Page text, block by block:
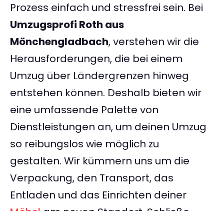
Prozess einfach und stressfrei sein. Bei
Umzugsprofi Roth aus
Mönchengladbach, verstehen wir die
Herausforderungen, die bei einem
Umzug über Ländergrenzen hinweg
entstehen können. Deshalb bieten wir
eine umfassende Palette von
Dienstleistungen an, um deinen Umzug
so reibungslos wie möglich zu
gestalten. Wir kümmern uns um die
Verpackung, den Transport, das
Entladen und das Einrichten deiner